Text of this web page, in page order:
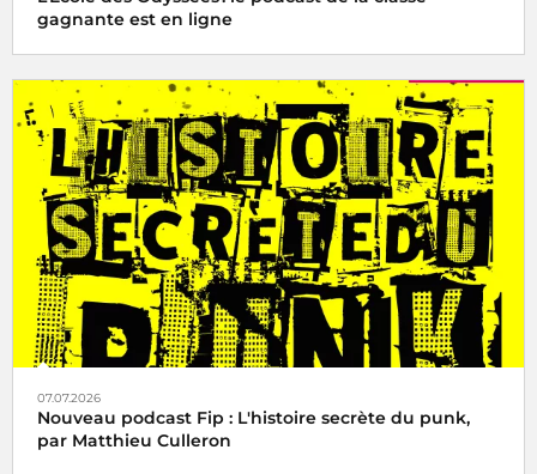
gagnante est en ligne
07.07.2026
Nouveau podcast Fip : L'histoire secrète du punk,
par Matthieu Culleron